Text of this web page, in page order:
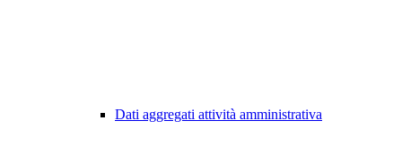
Dati aggregati attività amministrativa